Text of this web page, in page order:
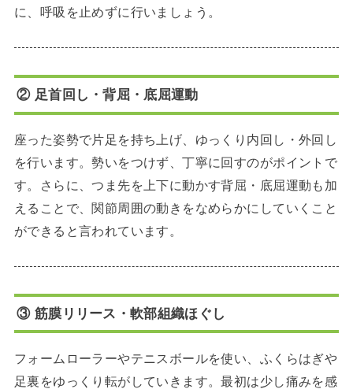
に、呼吸を止めずに行いましょう。
② 足首回し・背屈・底屈運動
座った姿勢で片足を持ち上げ、ゆっくり内回し・外回し
を行います。勢いをつけず、丁寧に回すのがポイントで
す。さらに、つま先を上下に動かす背屈・底屈運動も加
えることで、関節周囲の動きをなめらかにしていくこと
ができると言われています。
③ 筋膜リリース・軟部組織ほぐし
フォームローラーやテニスボールを使い、ふくらはぎや
足裏をゆっくり転がしていきます。最初は少し痛みを感